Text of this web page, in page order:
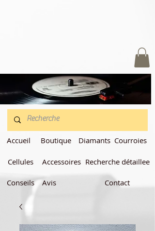
Accueil
Cellules
Conseils
Boutique
Accessoires
Avis
Diamants Courroies
Recherche détaillee
Contact